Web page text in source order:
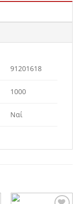
91201618
1000
Ναί